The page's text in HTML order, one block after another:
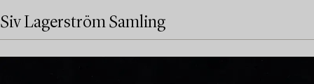
Siv Lagerström Samling